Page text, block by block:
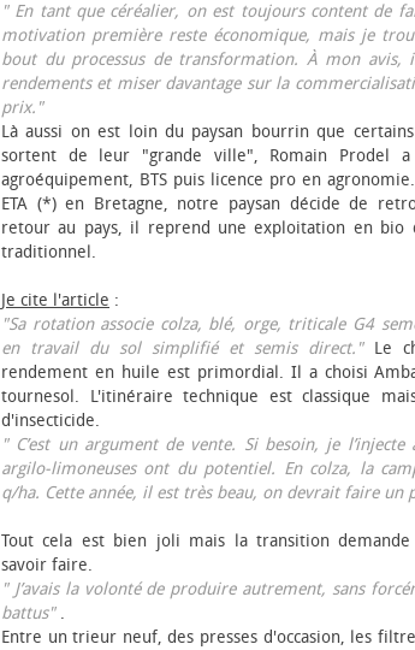
" En tant que céréalier, on est toujours content de
motivation première reste économique, mais je
bout du processus de transformation. À mon
rendements et miser davantage sur la
prix."
Là aussi on est loin du paysan bourrin que
sortent de leur "grande ville", Romain Prodel
agroéquipement, BTS puis licence pro en
ETA (*) en Bretagne, notre paysan décide de
retour au pays, il reprend une exploitation en bio
traditionnel.
Je cite l'article :
"Sa rotation associe colza, blé, orge, triticale G4
en travail du sol simplifié et semis direct."Le
rendement en huile est primordial. Il a choisi
tournesol. L'itinéraire technique est classique
d'insecticide.
" C’est un argument de vente. Si besoin, je
argilo-limoneuses ont du potentiel. En colza, la
q/ha. Cette année, il est très beau, on devrait faire un
Tout cela est bien joli mais la transition
savoir faire.
" J’avais la volonté de produire autrement, sans
battus".
Entre un trieur neuf, des presses d'occasion, les